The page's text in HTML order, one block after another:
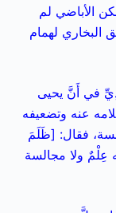
الأباضي لم
البخاري لهمام
في أَنَّ يحيى
عنه وتضعيفه
فقال: [ظَلَمَ
عِلْمٌ ولا مجالسة